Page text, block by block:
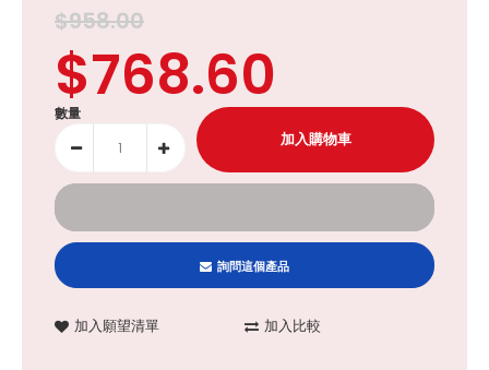
$958.00
$768.60
數量
詢問這個產品
加入願望清單 加入比較